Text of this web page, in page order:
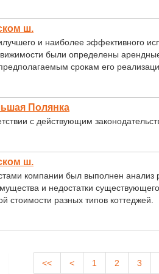
ш.
и наиболее эффективного
были определены
срокам его
Полянка
с действующим
ш.
компании был выполнен анализ
и недостатки
стоимости разных типов коттеджей.
<< < 1 2 3